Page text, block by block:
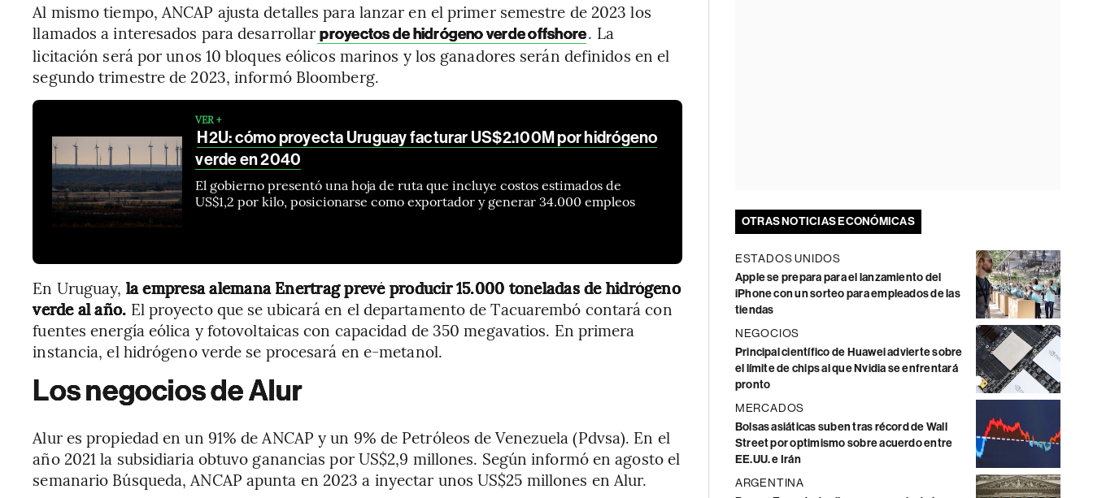
Al mismo tiempo, ANCAP ajusta detalles para lanzar en el primer semestre de 2023 los
llamados a interesados para desarrollar proyectos de hidrógeno verde offshore. La
licitación será por unos 10 bloques eólicos marinos y los ganadores serán definidos en el
segundo trimestre de 2023, informó Bloomberg.
VER +
H2U: cómo proyecta Uruguay facturar US$2.100M por hidrógeno
verde en 2040
El gobierno presentó una hoja de ruta que incluye costos estimados de
US$1,2 por kilo, posicionarse como exportador y generar 34.000 empleos
En Uruguay, la empresa alemana Enertrag prevé producir 15.000 toneladas de hidrógeno
verde al año. El proyecto que se ubicará en el departamento de Tacuarembó contará con
fuentes energía eólica y fotovoltaicas con capacidad de 350 megavatios. En primera
instancia, el hidrógeno verde se procesará en e-metanol.
Los negocios de Alur
Alur es propiedad en un 91% de ANCAP y un 9% de Petróleos de Venezuela (Pdvsa). En el
año 2021 la subsidiaria obtuvo ganancias por US$2,9 millones. Según informó en agosto el
semanario Búsqueda, ANCAP apunta en 2023 a inyectar unos US$25 millones en Alur.
OTRAS NOTICIAS ECONÓMICAS
ESTADOS UNIDOS
Apple se prepara para el lanzamiento del
iPhone con un sorteo para empleados de las
tiendas
NEGOCIOS
Principal científico de Huawei advierte sobre
el límite de chips al que Nvidia se enfrentará
pronto
MERCADOS
Bolsas asiáticas suben tras récord de Wall
Street por optimismo sobre acuerdo entre
EE.UU. e Irán
ARGENTINA